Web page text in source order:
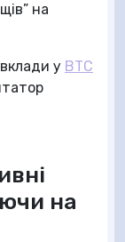
на
у BTC
на